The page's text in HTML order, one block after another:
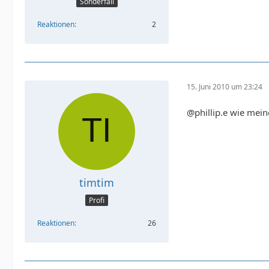
Reaktionen 2
timtim
Profi
Reaktionen 26
15. Juni 2010 um 23:24
@phillip.e wie